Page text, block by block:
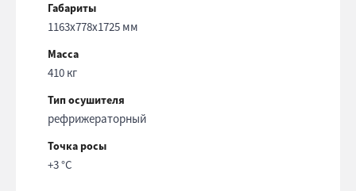
Габариты
1163x778x1725 мм
Масса
410 кг
Тип осушителя
рефрижераторный
Точка росы
+3 °С